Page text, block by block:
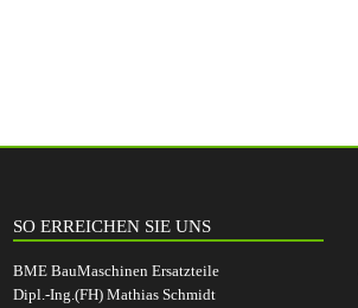
SO ERREICHEN SIE UNS
BME BauMaschinen Ersatzteile
Dipl.-Ing.(FH) Mathias Schmidt